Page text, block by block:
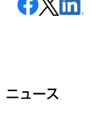
ニュース